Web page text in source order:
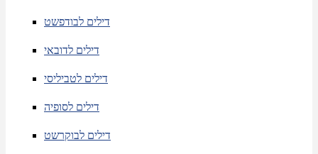
דילים לבודפשט
דילים לדובאי
דילים לטביליסי
דילים לסופיה
דילים לבוקרשט